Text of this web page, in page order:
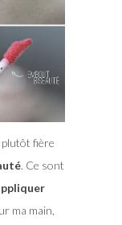
plutôt fière
. Ce sont
ma main,